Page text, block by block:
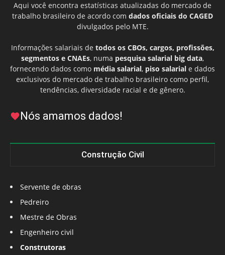
Aqui você encontra estatísticas atualizadas do mercado de
trabalho brasileiro de acordo com dados oficiais do CAGED
divulgados pelo MTE.
Informações salariais de todos os CBOs, cargos, profissões,
segmentos e CNAEs, numa pesquisa salarial big data,
fornecendo dados como média salarial, piso salarial e dados
exclusivos do mercado de trabalho brasileiro como perfil,
tendências, diversidade racial e de gênero.
Nós amamos dados!
Construção Civil
Servente de obras
Pedreiro
Mestre de Obras
Engenheiro civil
Construtoras